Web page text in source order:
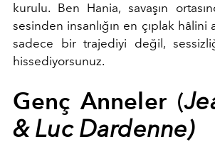
kurulu. Ben Hania, savaşın
sesinden insanlığın en çıplak hâlini
sadece bir trajediyi değil,
hissediyorsunuz.
Genç Anneler(
& Luc Dardenne)